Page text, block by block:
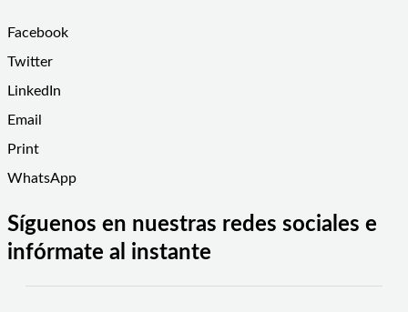
Facebook
Twitter
LinkedIn
Email
Print
WhatsApp
Síguenos en nuestras redes sociales e
infórmate al instante